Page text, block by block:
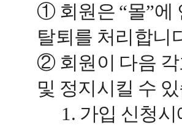
① 회원은 “몰”에
탈퇴를 처리합니
② 회원이 다음 각
및 정지시킬 수
1. 가입 신청시에